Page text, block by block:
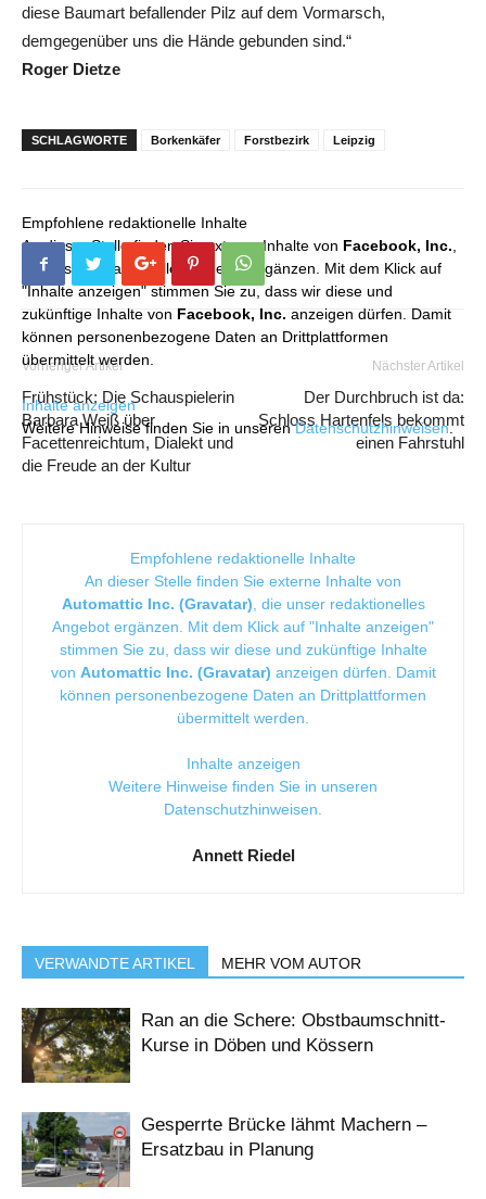
diese Baumart befallender Pilz auf dem Vormarsch,
demgegenüber uns die Hände gebunden sind.“
Roger Dietze
SCHLAGWORTE Borkenkäfer Forstbezirk Leipzig
Empfohlene redaktionelle Inhalte
An dieser Stelle finden Sie externe Inhalte von Facebook, Inc.,
die unser redaktionelles Angebot ergänzen. Mit dem Klick auf
"Inhalte anzeigen" stimmen Sie zu, dass wir diese und
zukünftige Inhalte von Facebook, Inc. anzeigen dürfen. Damit
können personenbezogene Daten an Drittplattformen
übermittelt werden.
Inhalte anzeigen
Weitere Hinweise finden Sie in unserenDatenschutzhinweisen.
Vorheriger Artikel
Frühstück: Die Schauspielerin
Barbara Weiß über
Facettenreichtum, Dialekt und
die Freude an der Kultur
Nächster Artikel
Der Durchbruch ist da:
Schloss Hartenfels bekommt
einen Fahrstuhl
Empfohlene redaktionelle Inhalte
An dieser Stelle finden Sie externe Inhalte von
Automattic Inc. (Gravatar), die unser redaktionelles
Angebot ergänzen. Mit dem Klick auf "Inhalte anzeigen"
stimmen Sie zu, dass wir diese und zukünftige Inhalte
von Automattic Inc. (Gravatar) anzeigen dürfen. Damit
können personenbezogene Daten an Drittplattformen
übermittelt werden.
Inhalte anzeigen
Weitere Hinweise finden Sie in unseren
Datenschutzhinweisen.
Annett Riedel
VERWANDTE ARTIKEL MEHR VOM AUTOR
Ran an die Schere: Obstbaumschnitt-
Kurse in Döben und Kössern
Gesperrte Brücke lähmt Machern –
Ersatzbau in Planung